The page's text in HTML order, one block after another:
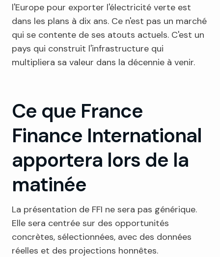
l'Europe pour exporter l'électricité verte est
dans les plans à dix ans. Ce n'est pas un marché
qui se contente de ses atouts actuels. C'est un
pays qui construit l'infrastructure qui
multipliera sa valeur dans la décennie à venir.
Ce que France
Finance International
apportera lors de la
matinée
La présentation de FFI ne sera pas générique.
Elle sera centrée sur des opportunités
concrètes, sélectionnées, avec des données
réelles et des projections honnêtes.